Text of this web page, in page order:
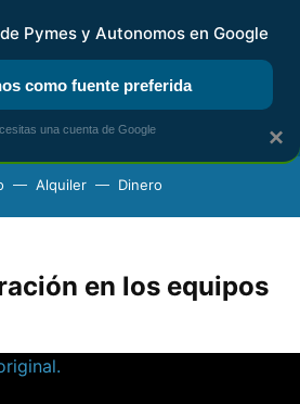
KIT DIGITAL RENTA
Alquiler Dinero
en los equipos
×
Pymes y Autonomos en Google
como fuente preferida
una cuenta de Google